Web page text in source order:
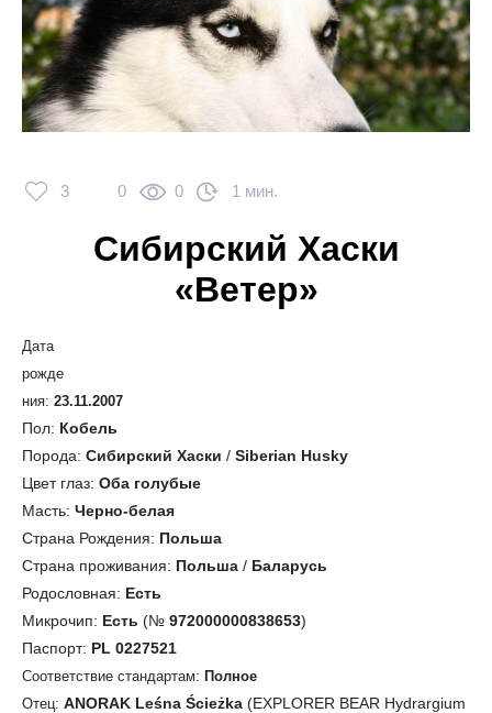
3 0 0 1 мин.
Сибирский Хаски
«Ветер»
Дата
рожде
ния: 23.11.2007
Пол: Кобель
Порода: Сибирский Хаски / Siberian Husky
Цвет глаз: Оба голубые
Масть: Черно-белая
Страна Рождения: Польша
Страна проживания: Польша / Баларусь
Родословная: Есть
Микрочип: Есть (№ 972000000838653)
Паспорт: PL 0227521
Соответствие стандартам: Полное
Отец: ANORAK Leśna Ścieżka (EXPLORER BEAR Hydrargium